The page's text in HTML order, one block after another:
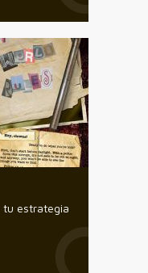
tu estrategia